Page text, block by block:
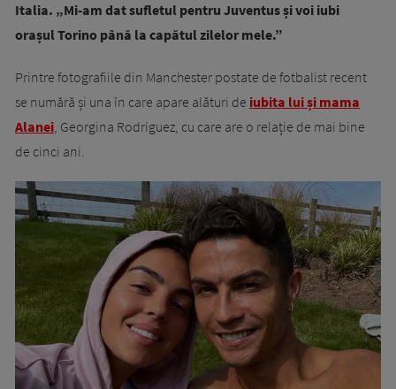
Italia. „Mi-am dat sufletul pentru Juventus și voi iubi
orașul Torino până la capătul zilelor mele.”
Printre fotografiile din Manchester postate de fotbalist recent
se numără și una în care apare alături de iubita lui și mama
Alanei, Georgina Rodríguez, cu care are o relație de mai bine
de cinci ani.